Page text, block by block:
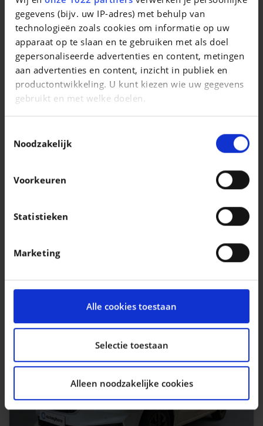
gegevens (bijv. uw IP-adres) met behulp van
technologieën zoals cookies om informatie op uw
apparaat op te slaan en te gebruiken met als doel
gepersonaliseerde advertenties en content, metingen
aan advertenties en content, inzicht in publiek en
productontwikkeling. U kunt kiezen wie uw gegevens
gebruikt en met welke doelen.
Informatie verzamelen over uw geografische
locatie, die tot een paar meter nauwkeurig kan zijn
Uw apparaat identificeren door het actief te
scannen op specifieke eigenschappen
Lees meer over hoe uw persoonlijke gegevens worden
detailgedeelte
in. U kunt uw toestemming op elk moment wijzigen of
intrekken in de Cookieverklaring.
personaliseren, om functies voor social media te
bieden en om ons websiteverkeer te analyseren. Ook
delen we informatie over uw gebruik van onze site met
onze partners voor social media, adverteren en
combineren met andere informatie die u aan ze heeft
verstrekt of die ze hebben verzameld op basis van uw
gebruik van hun services.
Noodzakelijk
Voorkeuren
Statistieken
Marketing
Alle cookies toestaan
Selectie toestaan
Alleen noodzakelijke cookies
718 Cayman GT4 RS
253.850 EUR |